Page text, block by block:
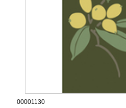
00001130